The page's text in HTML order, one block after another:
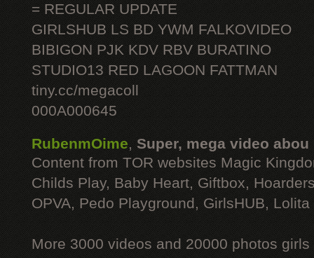
= REGULAR UPDATE
GIRLSHUB LS BD YWM FALKOVIDEO
BIBIGON PJK KDV RBV BURATINO
STUDIO13 RED LAGOON FATTMAN
tiny.cc/megacoll
000A000645
RubenmOime, Super, mega video abou
Content from TOR websites Magic
Childs Play, Baby Heart, Giftbox,
OPVA, Pedo Playground, GirlsHUB, Lolita
More 3000 videos and 20000 photos